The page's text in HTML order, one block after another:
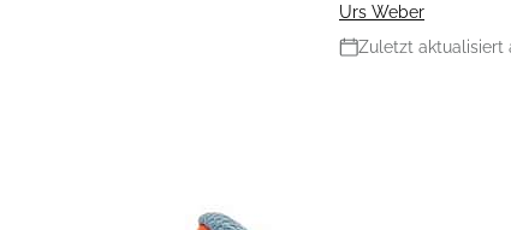
Urs Weber
Zuletzt aktualisiert